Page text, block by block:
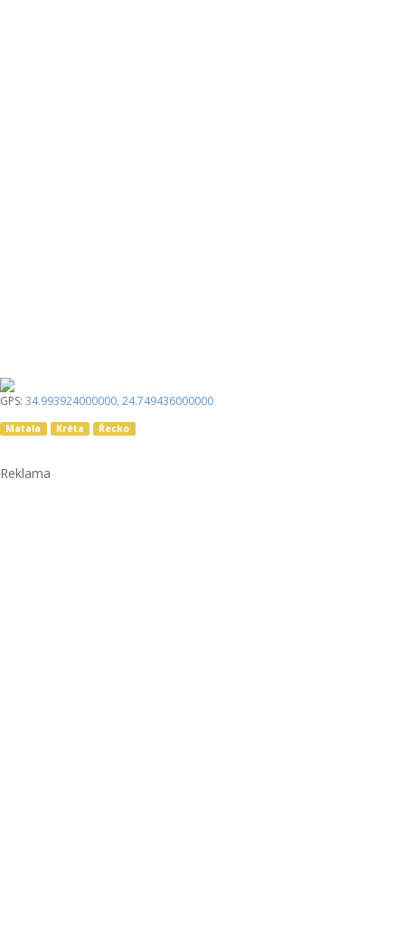
GPS: 34.993924000000, 24.749436000000
Matala Kréta Řecko
Reklama